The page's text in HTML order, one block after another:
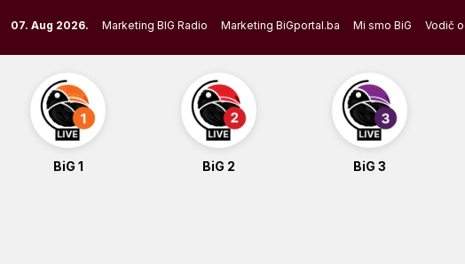
to
content
07. Aug 2026. Marketing BIG Radio Marketing BiGportal.ba Mi smo BiG Vodič
BiG 1 BiG 2 BiG 3